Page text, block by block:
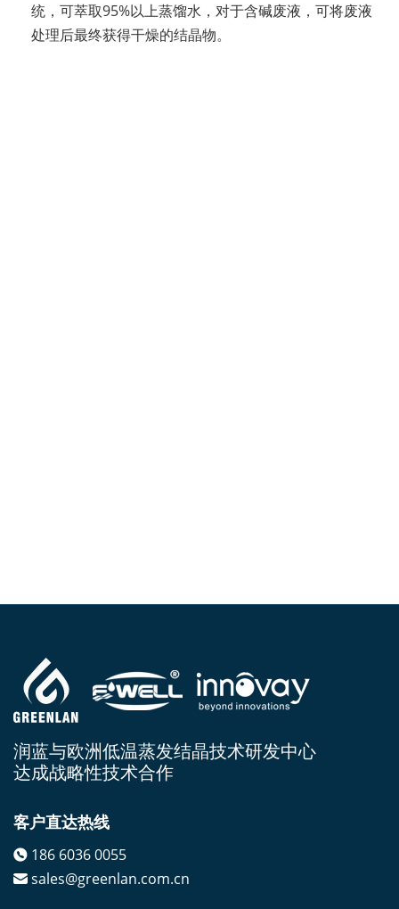
统，可萃取95%以上蒸馏水，对于含碱废液，可将废液
处理后最终获得干燥的结晶物。
润蓝与欧洲低温蒸发结晶技术研发中心
达成战略性技术合作
客户直达热线
186 6036 0055
sales@greenlan.com.cn